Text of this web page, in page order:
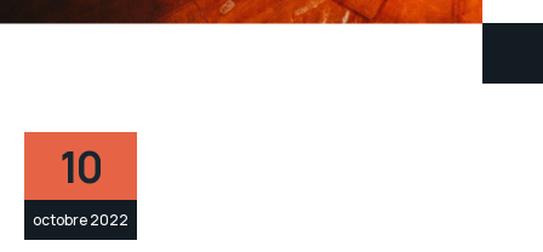
10
octobre 2022